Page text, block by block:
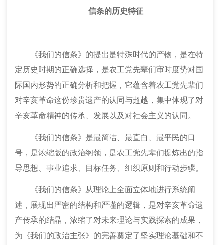
信条的历史特征
《我们的信条》的提出是特殊时代的产物，是在特
定历史时期的正确选择，是农工党先辈们审时度势对国
际国内形势的正确分析和把握，它蕴含着农工党先辈们
对辛亥革命这份珍贵遗产的认同与超越，集中体现了对
辛亥革命精神的传承、发展以及对社会主义的认同。
《我们的信条》是最简洁、最直白、最平民的口
号，是浓缩版的政治纲领，是农工党先辈们提炼出的指
导思想、事业追求、目标任务、组织原则和行动步骤。
《我们的信条》从理论上全面立体地进行系统阐
述，展现出严密的结构和严谨的逻辑，是对辛亥革命遗
产传承的结晶，浓缩了对未来理论与实践探索的成果，
为《我们的政治主张》的完善奠定了坚实理论基础和不